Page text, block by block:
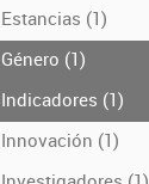
Estancias (1)
Género (1)
Indicadores (1)
Innovación (1)